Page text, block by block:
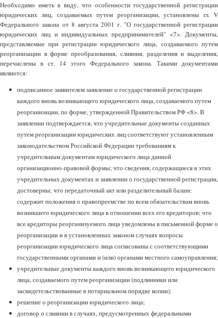
Необходимо иметь в виду, что особенности государственной регистрации
юридических лиц, создаваемых путем реорганизации, установлены гл. V
Федерального закона от 8 августа 2001 г. "О государственной регистрации
юридических лиц и индивидуальных предпринимателей" <7>. Документы,
представляемые при регистрации юридического лица, создаваемого путем
реорганизации в форме преобразования, слияния, разделения и выделения,
перечислены в ст. 14 этого Федерального закона. Такими документами
являются:
подписанное заявителем заявление о государственной регистрации
каждого вновь возникающего юридического лица, создаваемого путем
реорганизации, по форме, утвержденной Правительством РФ <8>. В
заявлении подтверждается, что учредительные документы созданных
путем реорганизации юридических лиц соответствуют установленным
законодательством Российской Федерации требованиям к
учредительным документам юридического лица данной
организационно-правовой формы; что сведения, содержащиеся в этих
учредительных документах и заявлении о государственной регистрации,
достоверны; что передаточный акт или разделительный баланс
содержит положения о правопреемстве по всем обязательствам вновь
возникшего юридического лица в отношении всех его кредиторов; что
все кредиторы реорганизуемого лица уведомлены в письменной форме о
реорганизации и в установленных законом случаях вопросы
реорганизации юридического лица согласованы с соответствующими
государственными органами и (или) органами местного самоуправления;
учредительные документы каждого вновь возникающего юридического
лица, создаваемого путем реорганизации (подлинники или
засвидетельствованные в нотариальном порядке копии);
решение о реорганизации юридического лица;
договор о слиянии в случаях, предусмотренных федеральными